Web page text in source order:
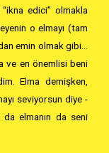
edici” olmakla
o elmayı (tam
emin olmak gibi…
ve en önemlisi beni
Elma demişken,
seviyorsun diye -
elmanın da seni